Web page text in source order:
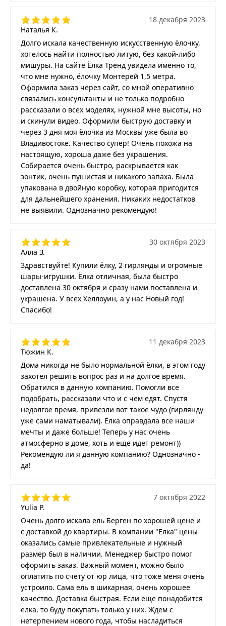
Наталья К.
18 декабря 2023
Долго искала качественную искусственную ёлочку,
хотелось найти полностью литую, без какой-либо
мишуры. На сайте Ёлка Тренд увидела именно то,
что мне нужно, ёлочку Монтерей 1,5 метра.
Оформила заказ через сайт, со мной оперативно
связались консультанты и не только подробно
рассказали о всех моделях, нужной мне высоты, но
и скинули видео. Оформили быструю доставку и
через 3 дня моя ёлочка из Москвы уже была во
Владивостоке. Качество супер! Очень похожа на
настоящую, хороша даже без украшения.
Собирается очень быстро, раскрывается как
зонтик, очень пушистая и никакого запаха. Была
упакована в двойную коробку, которая пригодится
для дальнейшего хранения. Никаких недостатков
не выявили. Однозначно рекомендую!
Алла З.
30 октября 2023
Здравствуйте! Купили ёлку, 2 гирлянды и огромные
шары-игрушки. Ёлка отличная, была быстро
доставлена 30 октября и сразу нами поставлена и
украшена. У всех Хеллоуин, а у нас Новый год!
Спасибо!
Тюжин К.
11 декабря 2023
Дома никогда не было нормальной ёлки, в этом году
захотел решить вопрос раз и на долгое время.
Обратился в данную компанию. Помогли все
подобрать, рассказали что и с чем едят. Спустя
недолгое время, привезли вот такое чудо (гирлянду
уже сами наматывали). Ёлка оправдала все наши
мечты и даже больше! Теперь у нас очень
атмосферно в доме, хоть и еще идет ремонт))
Рекомендую ли я данную компанию? Однозначно -
да!
Yulia P.
7 октября 2022
Очень долго искала ель Берген по хорошей цене и
с доставкой до квартиры. В компании "Ёлка" цены
оказались самые привлекательные и нужный
размер был в наличии. Менеджер быстро помог
оформить заказ. Важный момент, можно было
оплатить по счету от юр лица, что тоже меня очень
устроило. Сама ель в шикарная, очень хорошее
качество. Доставка быстрая. Если еще понадобится
елка, то буду покупать только у них. Ждем с
нетерпением нового года, чтобы насладиться